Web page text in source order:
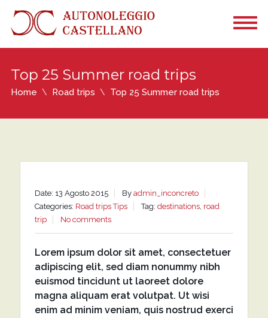
Top 25 Summer road trips
Home Road trips Top 25 Summer road trips
Date: 13 Agosto 2015 By admin_inconcreto
Categories: Road trips Tips Tag: destinations, road
trip
No comments
Lorem ipsum dolor sit amet, consectetuer
adipiscing elit, sed diam nonummy nibh
euismod tincidunt ut laoreet dolore
magna aliquam erat volutpat. Ut wisi
enim ad minim veniam, quis nostrud exerci